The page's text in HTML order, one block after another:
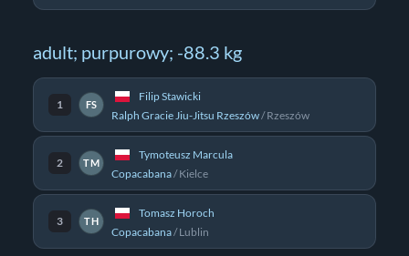
adult; purpurowy; -88.3 kg
1 FS
Filip Stawicki
Ralph Gracie Jiu-Jitsu Rzeszów/Rzeszów
2 TM
Tymoteusz Marcula
Copacabana/Kielce
3 TH
Tomasz Horoch
Copacabana/Lublin